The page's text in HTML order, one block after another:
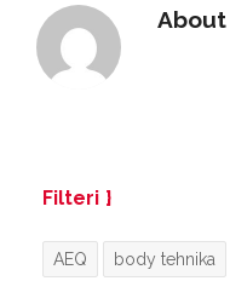
About
Filteri
AEQ body tehnika